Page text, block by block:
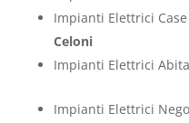
Impianti Elettrici
Celoni
Impianti Elettrici
Impianti Elettrici